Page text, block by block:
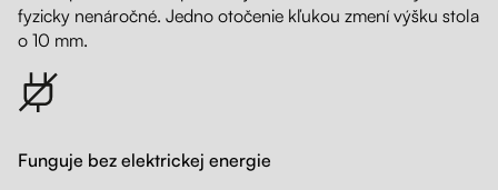
fyzicky nenáročné. Jedno otočenie kľukou zmení výšku stola
o 10 mm.
Funguje bez elektrickej energie